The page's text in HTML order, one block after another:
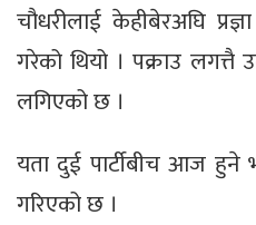
चौधरीलाई केहीबेरअघि
गरेको थियो । पक्राउ लगत्तै
लगिएको छ ।
यता दुई पार्टीबीच आज हुने
गरिएको छ ।